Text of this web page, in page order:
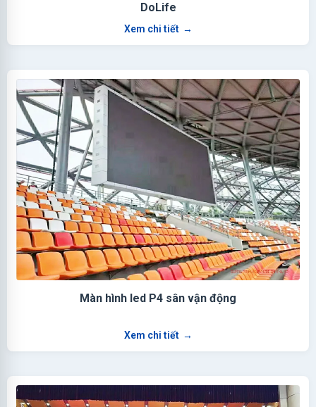
DoLife
Xem chi tiết →
Màn hình led P4 sân vận động
Xem chi tiết →